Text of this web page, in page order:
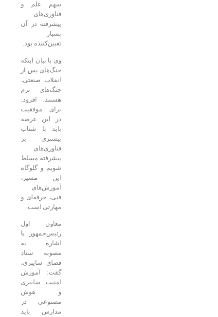
سهم علم و
فناوری‌های
پیشرفته در آن
تعیین‌کننده بود.
وی با بیان اینکه
جنگ‌های پس از
انقلاب صنعتی،
جنگ‌های نرم
هستند، افزود:
برای موفقیت
در این عرصه
باید با شتاب
بیشتری بر
فناوری‌های
پیشرفته مسلط
شویم و گلوگاه
این مسیر،
آموزش‌های
فنی، حرفه‌ای و
مهارتی است.
معاون اول
رئیس‌جمهور با
اشاره به
مصوبه ستاد
فضای سایبری،
گفت: آموزش
امنیت سایبری
و هوش
مصنوعی در
مدارس باید